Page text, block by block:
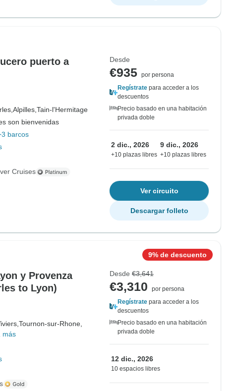
puerto a
Alpilles, Tain-l'Hermitage
son bienvenidas
barcos
Cruises
Desde
€935 por persona
Regístrate para acceder a los
descuentos
Precio basado en una habitación
privada doble
2 dic., 2026
+10 plazas libres
9 dic., 2026
+10 plazas libres
Ver circuito
Descargar folleto
y Provenza
to Lyon)
Tournon-sur-Rhone,
más
9% de descuento
Desde €3,641
€3,310
por persona
Regístrate para acceder a los
descuentos
Precio basado en una habitación
privada doble
12 dic., 2026
10 espacios libres